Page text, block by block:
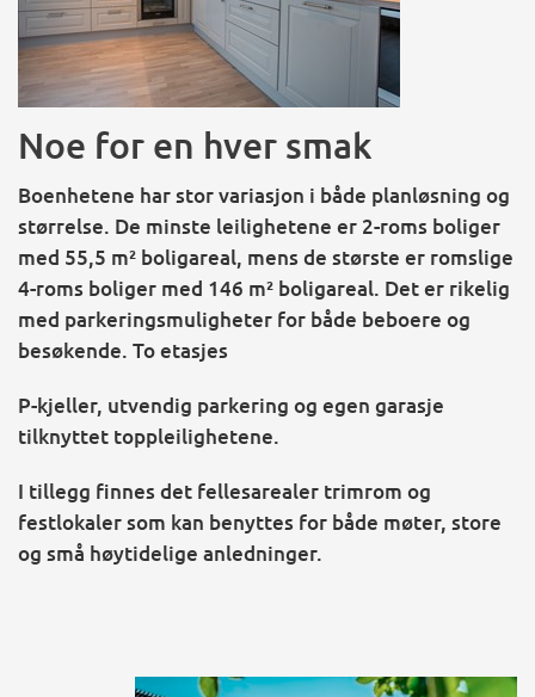
Noe for en hver smak
Boenhetene har stor variasjon i både planløsning og
størrelse. De minste leilighetene er 2-roms boliger
med 55,5 m² boligareal, mens de største er romslige
4-roms boliger med 146 m² boligareal. Det er rikelig
med parkeringsmuligheter for både beboere og
besøkende. To etasjes
P-kjeller, utvendig parkering og egen garasje
tilknyttet toppleilighetene.
I tillegg finnes det fellesarealer trimrom og
festlokaler som kan benyttes for både møter, store
og små høytidelige anledninger.